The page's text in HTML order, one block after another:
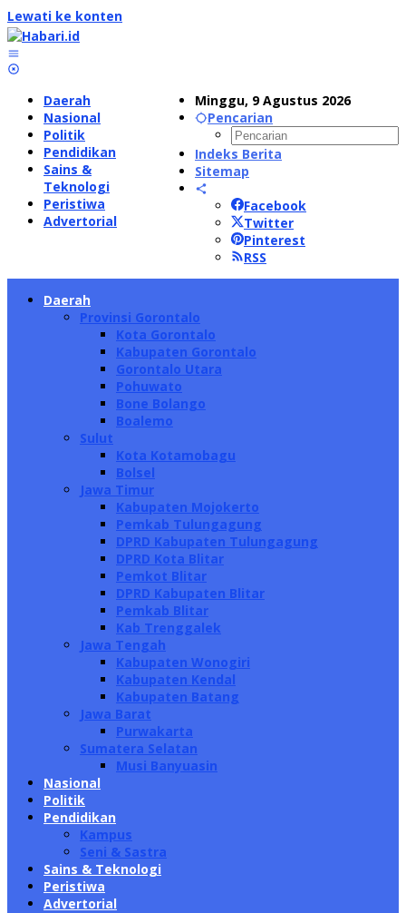
Lewati ke konten
Minggu, 9 Agustus 2026
Pencarian
Indeks Berita
Sitemap
Facebook
Twitter
Pinterest
RSS
Daerah
Nasional
Politik
Pendidikan
Sains &
Teknologi
Peristiwa
Advertorial
Daerah
Provinsi Gorontalo
Kota Gorontalo
Kabupaten Gorontalo
Gorontalo Utara
Pohuwato
Bone Bolango
Boalemo
Sulut
Kota Kotamobagu
Bolsel
Jawa Timur
Kabupaten Mojokerto
Pemkab Tulungagung
DPRD Kabupaten Tulungagung
DPRD Kota Blitar
Pemkot Blitar
DPRD Kabupaten Blitar
Pemkab Blitar
Kab Trenggalek
Jawa Tengah
Kabupaten Wonogiri
Kabupaten Kendal
Kabupaten Batang
Jawa Barat
Purwakarta
Sumatera Selatan
Musi Banyuasin
Nasional
Politik
Pendidikan
Kampus
Seni & Sastra
Sains & Teknologi
Peristiwa
Advertorial